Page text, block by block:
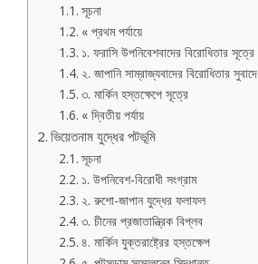
সূচনা
« প্রথম পর্যায়ে
১. ফরাসি উপনিবেশবাদের বিরোধিতার সূত্রে
২. জাপানি সাম্রাজ্যবাদের বিরোধিতার সুবাদে
৩. মার্কিন হস্তক্ষেপে সূত্রে
« দ্বিতীয় পর্যায়
ভিয়েতনাম যুদ্ধের পটভূমি
সূচনা
১. উপনিবেশ-বিরোধী সংগ্রাম
২. রুশো-জাপান যুদ্ধের ফলাফল
৩. চীনের প্রজাতান্ত্রিক বিপ্লব
৪. মার্কিন যুক্তরাষ্ট্রের হস্তক্ষেপ